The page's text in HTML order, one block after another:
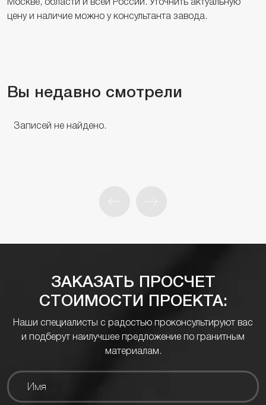
Москве, области и всей России. Уточнить актуальную
цену и наличие можно у консультанта завода.
Вы недавно смотрели
Записей не найдено.
ЗАКАЗАТЬ ПРОСЧЕТ
СТОИМОСТИ ПРОЕКТА:
Наши специалисты с радостью проконсультируют вас
и подберут наилучшее предложение по гранитным
материалам.